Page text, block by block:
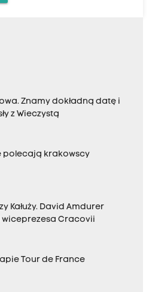
Znamy dokładną datę i
z Wieczystą
polecają krakowscy
Kałuży. David Amdurer
wiceprezesa Cracovii
Tour de France